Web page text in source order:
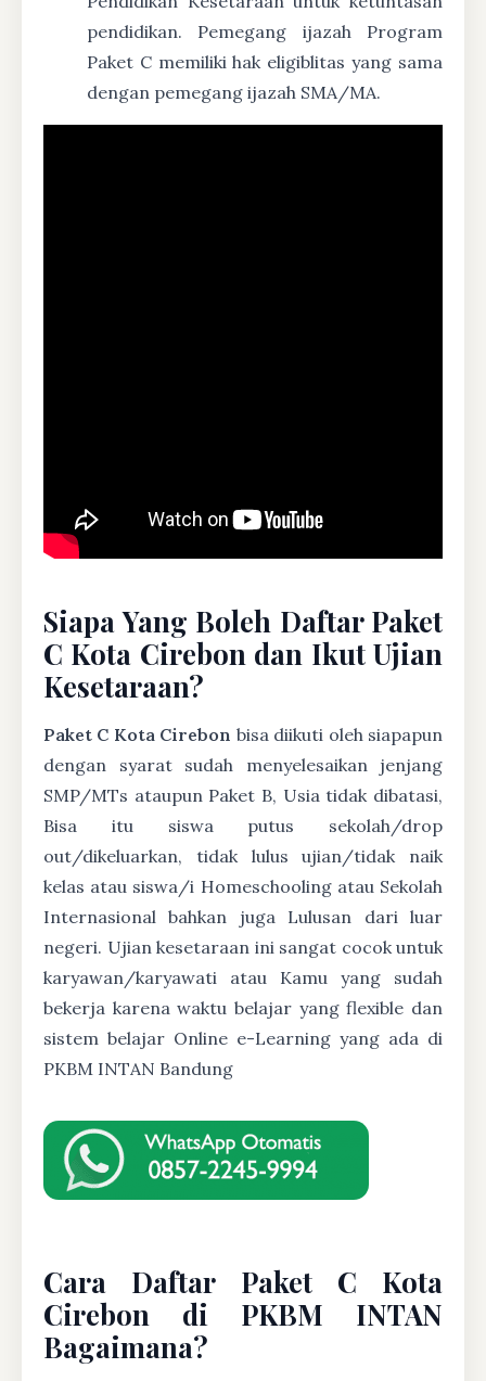
pendidikan. Pemegang ijazah Program
Paket C memiliki hak eligiblitas yang sama
dengan pemegang ijazah SMA/MA.
Siapa Yang Boleh Daftar Paket
C Kota Cirebon dan Ikut Ujian
Kesetaraan?
Paket C Kota Cirebon bisa diikuti oleh siapapun
dengan syarat sudah menyelesaikan jenjang
SMP/MTs ataupun Paket B, Usia tidak dibatasi,
Bisa itu siswa putus sekolah/drop
out/dikeluarkan, tidak lulus ujian/tidak naik
kelas atau siswa/i Homeschooling atau Sekolah
Internasional bahkan juga Lulusan dari luar
negeri. Ujian kesetaraan ini sangat cocok untuk
karyawan/karyawati atau Kamu yang sudah
bekerja karena waktu belajar yang flexible dan
sistem belajar Online e-Learning yang ada di
PKBM INTAN Bandung
Cara Daftar Paket C Kota
Cirebon di PKBM INTAN
Bagaimana?